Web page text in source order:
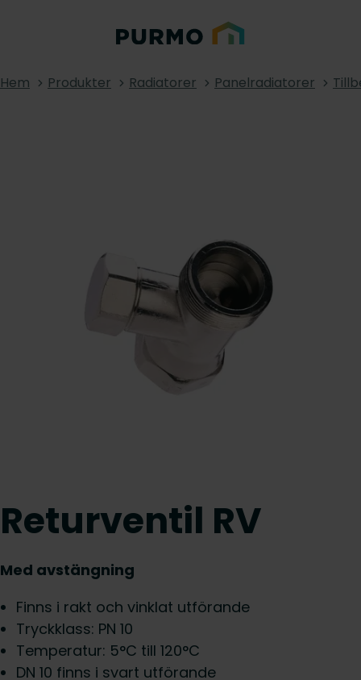
Hem Produkter Radiatorer Panelradiatorer
Returventil RV
Med avstängning
Finns i rakt och vinklat utförande
Tryckklass: PN 10
Temperatur: 5°C till 120°C
DN 10 finns i svart utförande